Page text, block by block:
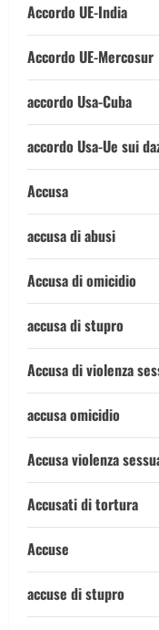
Accordo UE-India
Accordo UE-Mercosur
accordo Usa-Cuba
accordo Usa-Ue sui
Accusa
accusa di abusi
Accusa di omicidio
accusa di stupro
Accusa di violenza
accusa omicidio
Accusa violenza
Accusati di tortura
Accuse
accuse di stupro